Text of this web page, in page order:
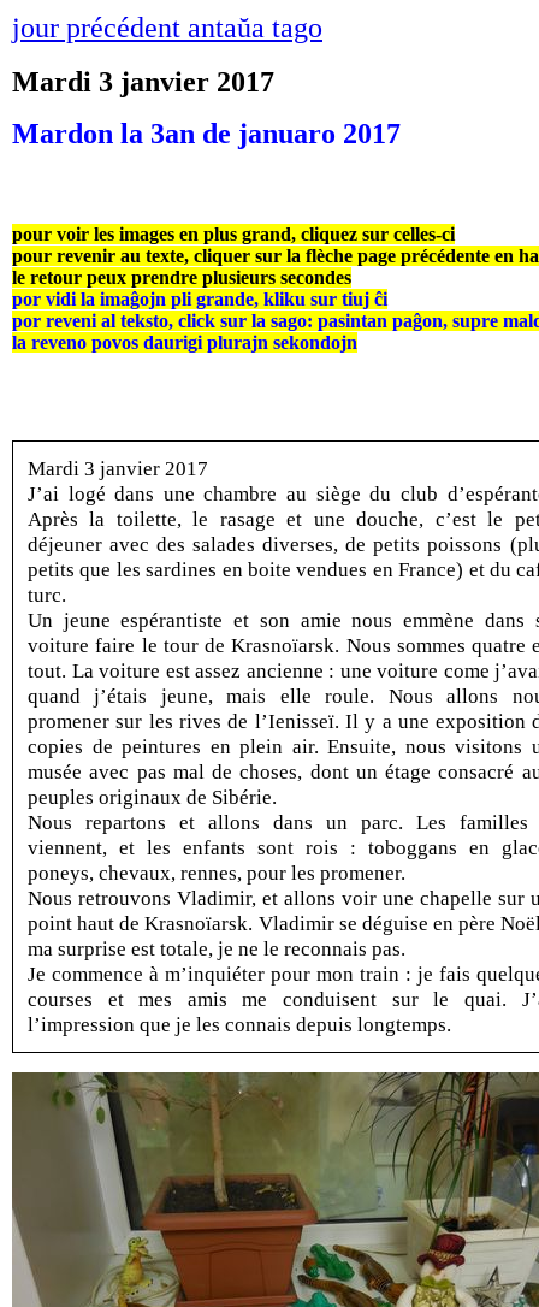
jour précédent antaŭa tago
Mardi 3 janvier 2017
Mardon la 3an de januaro 2017
pour voir les images en plus grand, cliquez sur celles-ci
pour revenir au texte, cliquer sur la flèche page précédente en
le retour peux prendre plusieurs secondes
por vidi la imaĝojn pli grande, kliku sur tiuj ĉi
por reveni al teksto, click sur la sago: pasintan paĝon, supre
la reveno povos daurigi plurajn sekondojn
Mardi 3 janvier 2017
J’ai logé dans une chambre au siège du club
Après la toilette, le rasage et une douche, c’est le
déjeuner avec des salades diverses, de petits poissons
petits que les sardines en boite vendues en France) et du
turc.
Un jeune espérantiste et son amie nous emmène dans
voiture faire le tour de Krasnoïarsk. Nous sommes quatre
tout. La voiture est assez ancienne : une voiture come
quand j’étais jeune, mais elle roule. Nous allons
promener sur les rives de l’Ienisseï. Il y a une exposition
copies de peintures en plein air. Ensuite, nous visitons
musée avec pas mal de choses, dont un étage consacré
peuples originaux de Sibérie.
Nous repartons et allons dans un parc. Les
viennent, et les enfants sont rois : toboggans en
poneys, chevaux, rennes, pour les promener.
Nous retrouvons Vladimir, et allons voir une chapelle sur
point haut de Krasnoïarsk. Vladimir se déguise en père
ma surprise est totale, je ne le reconnais pas.
Je commence à m’inquiéter pour mon train : je fais
courses et mes amis me conduisent sur le quai.
l’impression que je les connais depuis longtemps.